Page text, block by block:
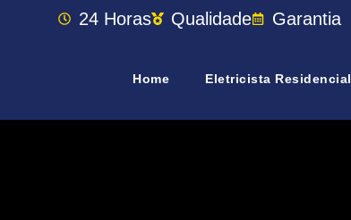
24 Horas Qualidade Garantia
Home Eletricista Residencial